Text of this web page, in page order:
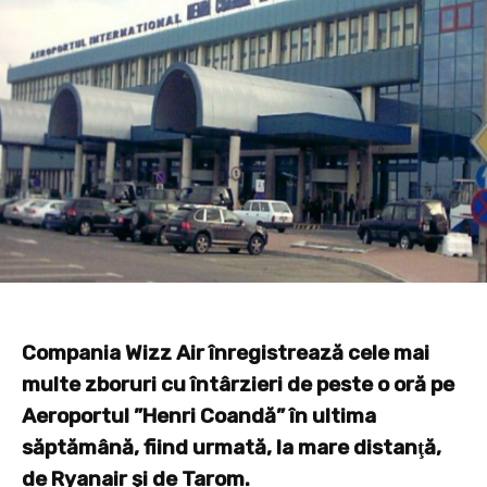
Compania Wizz Air înregistrează cele mai
multe zboruri cu întârzieri de peste o oră pe
Aeroportul ”Henri Coandă” în ultima
săptămână, fiind urmată, la mare distanţă,
de Ryanair şi de Tarom.